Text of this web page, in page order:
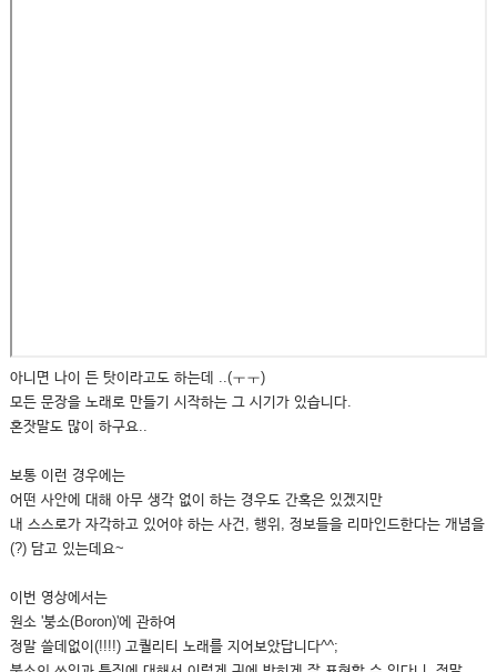
아니면 나이 든 탓이라고도 하는데 ..(ㅜㅜ)
모든 문장을 노래로 만들기 시작하는 그 시기가 있습니다.
혼잣말도 많이 하구요..
보통 이런 경우에는
어떤 사안에 대해 아무 생각 없이 하는 경우도 간혹은 있겠지만
내 스스로가 자각하고 있어야 하는 사건, 행위, 정보들을 리마인드한다는 개념을
(?) 담고 있는데요~
이번 영상에서는
원소 '붕소(Boron)'에 관하여
정말 쓸데없이(!!!!) 고퀄리티 노래를 지어보았답니다^^;